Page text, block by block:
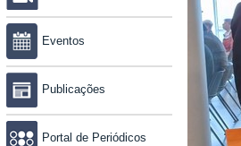
Eventos
Publicações
Portal de Periódicos